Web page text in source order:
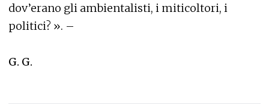
dov’erano gli ambientalisti, i miticoltori, i
politici? ». –
G. G.